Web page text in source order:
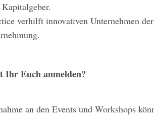
verhilft innovativen Unternehmen
Ihr Euch anmelden?
an den Events und Workshops